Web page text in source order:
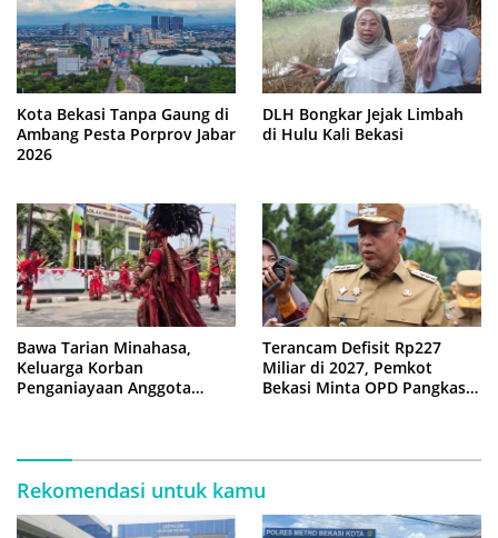
Kota Bekasi Tanpa Gaung di
Ambang Pesta Porprov Jabar
2026
DLH Bongkar Jejak Limbah
di Hulu Kali Bekasi
Bawa Tarian Minahasa,
Keluarga Korban
Penganiayaan Anggota
Terancam Defisit Rp227
Miliar di 2027, Pemkot
Bekasi Minta OPD Pangkas
Rekomendasi untuk kamu